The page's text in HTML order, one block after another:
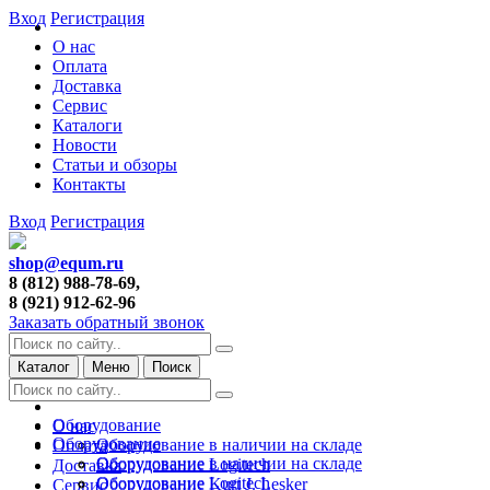
О нас
Оплата
Доставка
Сервис
Каталоги
Новости
Статьи и обзоры
Контакты
Вход Регистрация
Вход Регистрация
shop@equm.ru
8 (812) 988-78-69,
8 (921) 912-62-96
Заказать обратный звонок
Каталог Меню Поиск
О нас
Оплата
Доставка
Сервис
Оборудование
Оборудование в наличии на складе
Оборудование Logitech
Оборудование Kurt J. Lesker
Оборудование
Оборудование в наличии на складе
Оборудование Logitech